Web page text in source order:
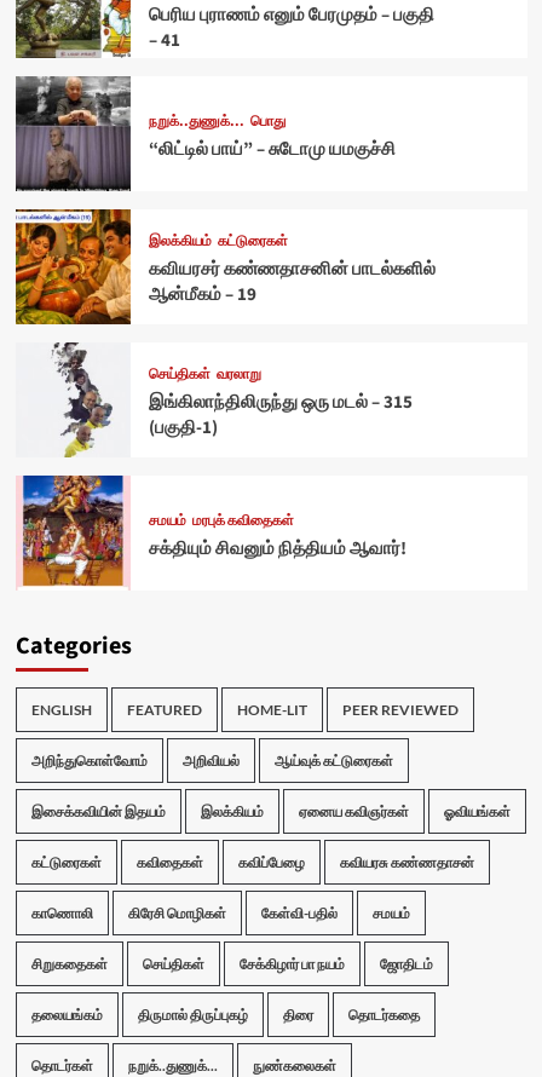
பெரிய புராணம் எனும் பேரமுதம் – பகுதி
– 41
நறுக்..துணுக்... பொது
“லிட்டில் பாய்” – சுடோமு யமகுச்சி
இலக்கியம் கட்டுரைகள்
கவியரசர் கண்ணதாசனின் பாடல்களில்
ஆன்மீகம் – 19
செய்திகள் வரலாறு
இங்கிலாந்திலிருந்து ஒரு மடல் – 315
(பகுதி-1)
சமயம் மரபுக் கவிதைகள்
சக்தியும் சிவனும் நித்தியம் ஆவார்!
Categories
ENGLISH FEATURED HOME-LIT PEER REVIEWED
அறிந்துகொள்வோம் அறிவியல் ஆய்வுக் கட்டுரைகள்
இசைக்கவியின் இதயம் இலக்கியம் ஏனைய கவிஞர்கள் ஓவியங்கள்
கட்டுரைகள் கவிதைகள் கவிப்பேழை கவியரசு கண்ணதாசன்
காணொலி கிரேசி மொழிகள் கேள்வி-பதில் சமயம்
சிறுகதைகள் செய்திகள் சேக்கிழார் பா நயம் ஜோதிடம்
தலையங்கம் திருமால் திருப்புகழ் திரை தொடர்கதை
தொடர்கள் நறுக்..துணுக்... நுண்கலைகள்